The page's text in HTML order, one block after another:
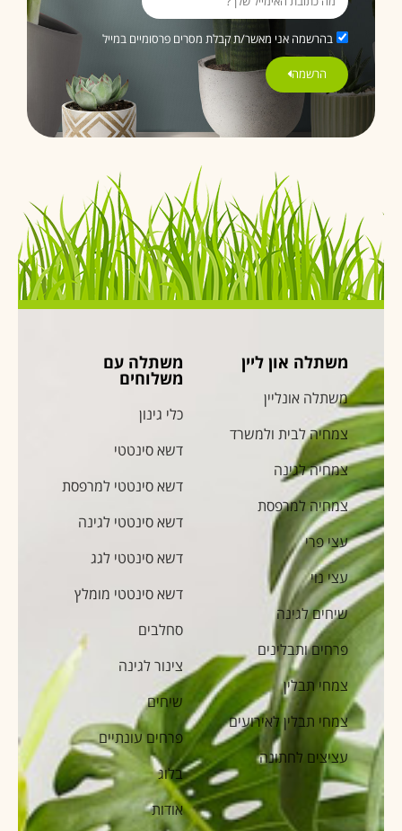
בהרשמה אני מאשר/ת קבלת מסרים פרסומיים במייל
הרשמה
משתלה און ליין
משתלה אונליין
צמחיה לבית ולמשרד
צמחיה לגינה
צמחיה למרפסת
עצי פרי
עצי נוי
שיחים לגינה
פרחים ותבלינים
צמחי תבלין
צמחי תבלין לאירועים
עציצים לחתונה
משתלה עם
משלוחים
כלי גינון
דשא סינטטי
דשא סינטטי למרפסת
דשא סינטטי לגינה
דשא סינטטי לגג
דשא סינטטי מומלץ
סחלבים
צינור לגינה
שיחים
פרחים עונתיים
בלוג
אודות